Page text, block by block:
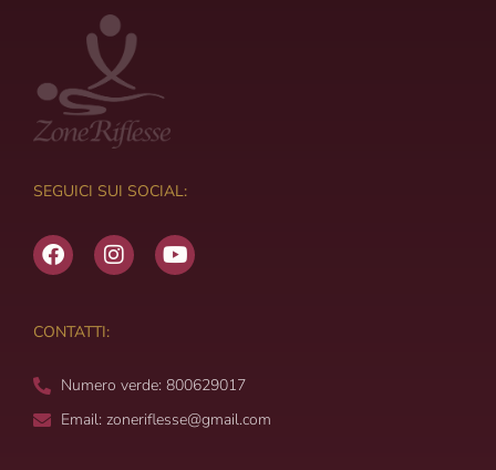
SEGUICI SUI SOCIAL:
F
a
b
o
I
n
r
a
m
Y
o
e
CONTATTI:
Numero verde: 800629017
Email: zoneriflesse@gmail.com